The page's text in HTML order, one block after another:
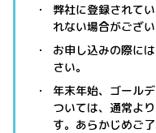
弊社に登録されて
れない場合がござい
お申し込みの際に
さい。
年末年始、ゴール
ついては、通常よ
す。あらかじめご了